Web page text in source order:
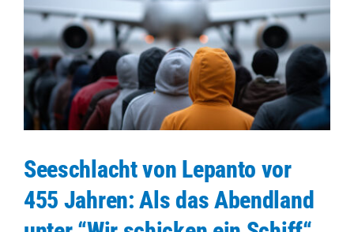
Kontakt
Impressum
Seeschlacht von Lepanto vor
455 Jahren: Als das Abendland